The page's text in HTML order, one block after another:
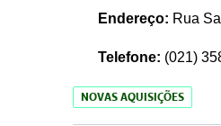
Endereço: Rua
Telefone: (021)
NOVAS AQUISIÇÕES